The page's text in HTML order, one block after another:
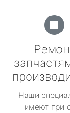
Наши
имеют при